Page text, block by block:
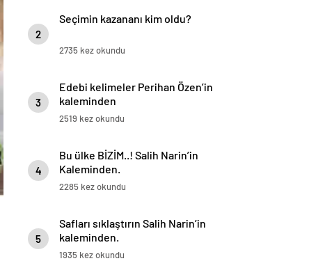
2
Seçimin kazananı kim oldu?
2735 kez okundu
3
Edebi kelimeler Perihan Özen’in
kaleminden
2519 kez okundu
4
Bu ülke BİZİM..! Salih Narin’in
Kaleminden.
2285 kez okundu
5
Safları sıklaştırın Salih Narin’in
kaleminden.
1935 kez okundu